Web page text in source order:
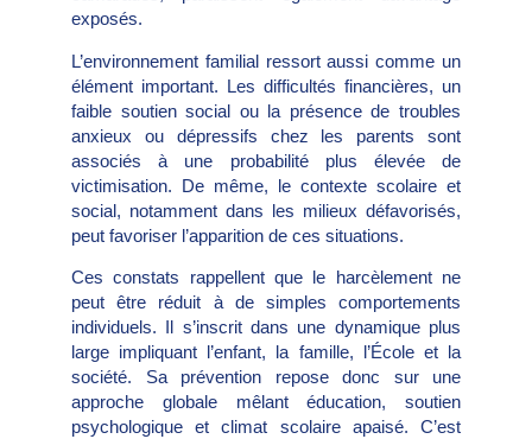
exposés.
L’environnement familial ressort aussi comme un
élément important. Les difficultés financières, un
faible soutien social ou la présence de troubles
anxieux ou dépressifs chez les parents sont
associés à une probabilité plus élevée de
victimisation. De même, le contexte scolaire et
social, notamment dans les milieux défavorisés,
peut favoriser l’apparition de ces situations.
Ces constats rappellent que le harcèlement ne
peut être réduit à de simples comportements
individuels. Il s’inscrit dans une dynamique plus
large impliquant l’enfant, la famille, l’École et la
société. Sa prévention repose donc sur une
approche globale mêlant éducation, soutien
psychologique et climat scolaire apaisé. C’est